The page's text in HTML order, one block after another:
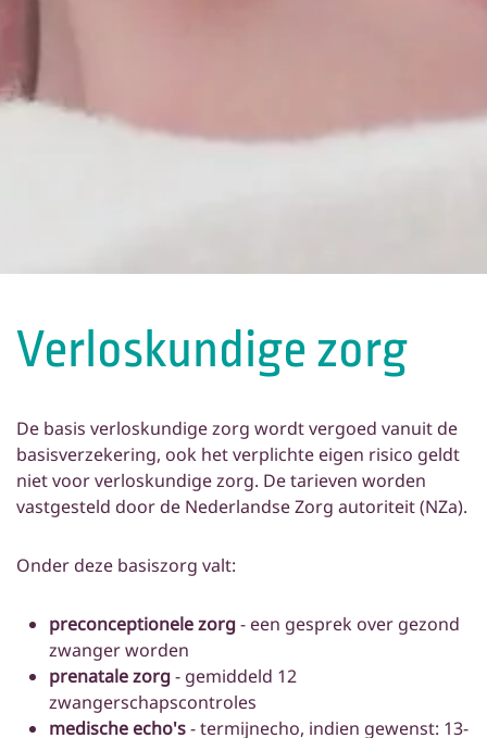
Verloskundige zorg
De basis verloskundige zorg wordt vergoed vanuit de
basisverzekering, ook het verplichte eigen risico geldt
niet voor verloskundige zorg. De tarieven worden
vastgesteld door de Nederlandse Zorg autoriteit (NZa).
Onder deze basiszorg valt:
preconceptionele zorg- een gesprek over gezond
zwanger worden
prenatale zorg- gemiddeld 12
zwangerschapscontroles
medische echo's- termijnecho, indien gewenst: 13-